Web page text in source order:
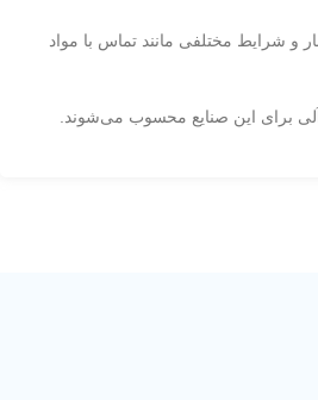
۳۱۶ و ۳۰۴ این محصولات از مقاومت بی‌نظیری در برابر فشار و شرایط مختلفی مانند تماس با مواد
برای این صنایع محسوب می‌شوند.